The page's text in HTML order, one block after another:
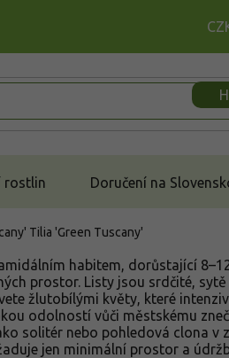
rostlin Doručení na
Tilia 'Green Tuscany'
habitem, dorůstající
prostor. Listy jsou srdčité, sytě
žlutobílými květy, které
odolností vůči městskému
solitér nebo pohledová clona v
jen minimální prostor a